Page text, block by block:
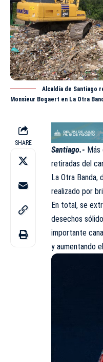
Alcaldía de Santiago
Monsieur Bogaert en La Otra
SHARE
Santiago.-
retiradas del
La Otra
realizado por
En total, se
desechos
importante
y aumentando